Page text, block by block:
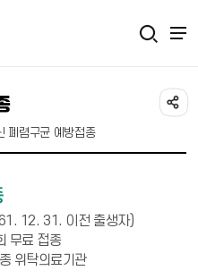
폐렴구균 예방접종
12. 31. 이전 출생자)
무료 접종
위탁의료기관